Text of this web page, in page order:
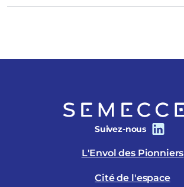
Suivez-nous
L'Envol des Pionniers
Cité de l'espace